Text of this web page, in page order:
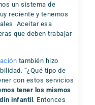
un sistema de
reciente y tenemos
Aceitar esa
que deben trabajar
también hizo
“¿Qué tipo de
con estos servicios
tener los mismos
infantil . Entonces